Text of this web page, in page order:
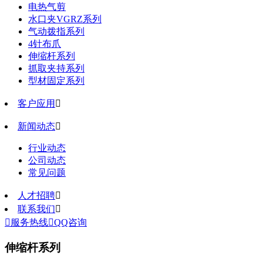
电热气剪
水口夹VGRZ系列
气动拨指系列
4针布爪
伸缩杆系列
抓取夹持系列
型材固定系列
客户应用 
新闻动态
行业动态
公司动态
常见问题
人才招聘
联系我们
 服务热线QQ咨询
伸缩杆系列